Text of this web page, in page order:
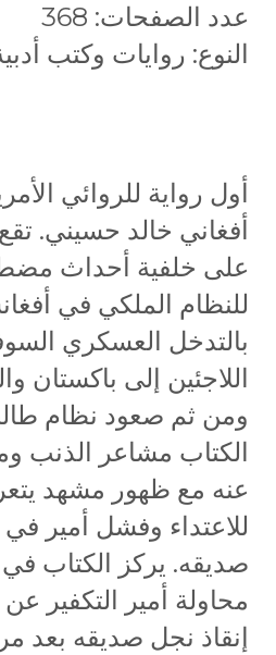
عدد الصفحات: 368
النوع: روايات وكتب
أول رواية للروائي
أفغاني خالد حسيني.
على خلفية أحداث
للنظام الملكي في
بالتدخل العسكري
اللاجئين إلى باكستان
ومن ثم صعود نظام
الكتاب مشاعر الذنب
عنه مع ظهور مشهد
للاعتداء وفشل أمير
صديقه. يركز الكتاب
محاولة أمير التكفير
إنقاذ نجل صديقه بعد